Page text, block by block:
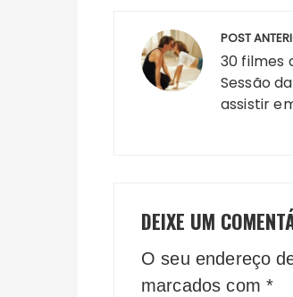
Navegação
de
Post
POST
30 filmes
Sessão
assistir
DEIXE UM
O seu endereço
marcados com *